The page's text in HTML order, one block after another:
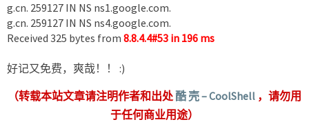
g.cn. 259127 IN NS ns1.google.com.
g.cn. 259127 IN NS ns4.google.com.
Received 325 bytes from 8.8.4.4#53 in 196 ms
好记又免费，爽哉！！ :)
（转载本站文章请注明作者和出处酷 壳 – CoolShell ，请勿用
于任何商业用途）